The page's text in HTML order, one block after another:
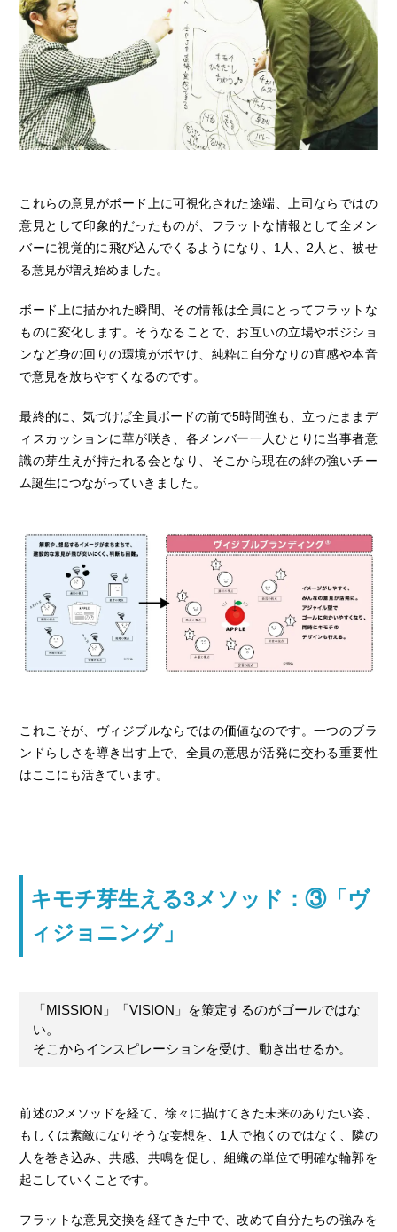
これらの意見がボード上に可視化された途端、上司ならではの
意見として印象的だったものが、フラットな情報として全メン
バーに視覚的に飛び込んでくるようになり、1人、2人と、被せ
る意見が増え始めました。
ボード上に描かれた瞬間、その情報は全員にとってフラットな
ものに変化します。そうなることで、お互いの立場やポジショ
ンなど身の回りの環境がボヤけ、純粋に自分なりの直感や本音
で意見を放ちやすくなるのです。
最終的に、気づけば全員ボードの前で5時間強も、立ったままデ
ィスカッションに華が咲き、各メンバー一人ひとりに当事者意
識の芽生えが持たれる会となり、そこから現在の絆の強いチー
ム誕生につながっていきました。
これこそが、ヴィジブルならではの価値なのです。一つのブラ
ンドらしさを導き出す上で、全員の意思が活発に交わる重要性
はここにも活きています。
キモチ芽生える3メソッド：③「ヴ
ィジョニング」
「MISSION」「VISION」を策定するのがゴールではな
い。
そこからインスピレーションを受け、動き出せるか。
前述の2メソッドを経て、徐々に描けてきた未来のありたい姿、
もしくは素敵になりそうな妄想を、1人で抱くのではなく、隣の
人を巻き込み、共感、共鳴を促し、組織の単位で明確な輪郭を
起こしていくことです。
フラットな意見交換を経てきた中で、改めて自分たちの強みを